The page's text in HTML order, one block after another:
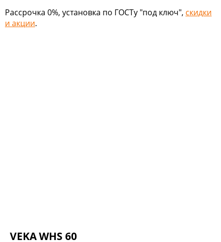
Рассрочка 0%, установка по ГОСТу "под ключ", скидки
и акции.
VEKA WHS 60